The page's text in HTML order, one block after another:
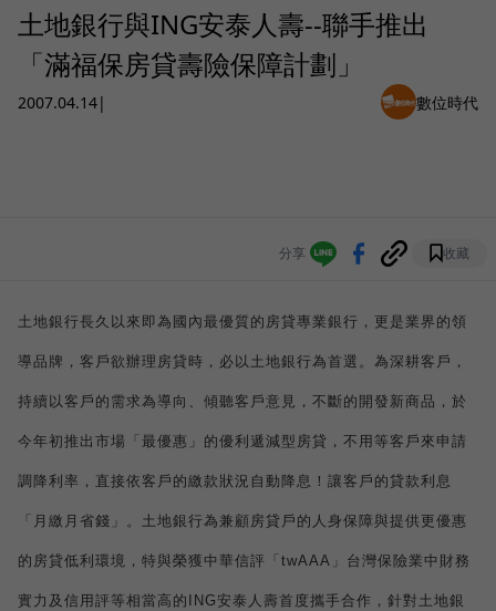
土地銀行與ING安泰人壽--聯手推出
「滿福保房貸壽險保障計劃」
2007.04.14| 數位時代
分享 收藏
土地銀行長久以來即為國內最優質的房貸專業銀行，更是業界的領
導品牌， 客戶欲辦理房貸時，必以土地銀行為首選。 為深耕客戶，
持續以客戶的需求為導向、傾聽客戶意見，不斷的開發新商品，於
今年初推出市場「最優惠」的優利遞減型房貸，不用等客戶來申請
調降利率，直接依客戶的繳款狀況自動降息！讓客戶的貸款利息
「月繳月省錢」。土地銀行為兼顧房貸戶的人身保障與提供更優惠
的房貸低利環境，特與榮獲中華信評「 twAAA 」台灣保險業中財務
實力及信用評等相當高的 ING安泰人壽首度攜手合作，針對土地銀